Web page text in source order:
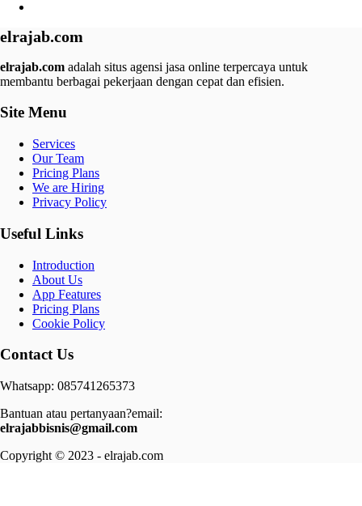
elrajab.com
elrajab.com adalah situs agensi jasa online terpercaya untuk
membantu berbagai pekerjaan dengan cepat dan efisien.
Site Menu
Services
Our Team
Pricing Plans
We are Hiring
Privacy Policy
Useful Links
Introduction
About Us
App Features
Pricing Plans
Cookie Policy
Contact Us
Whatsapp: 085741265373
Bantuan atau pertanyaan?email:
elrajabbisnis@gmail.com
Copyright © 2023 - elrajab.com